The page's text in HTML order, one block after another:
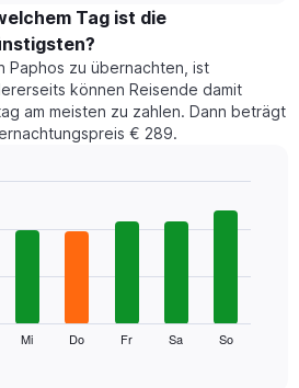
Tag ist die
Paphos zu übernachten, ist
können Reisende damit
am meisten zu zahlen. Dann beträgt
€ 289.
Mi Do Fr Sa So